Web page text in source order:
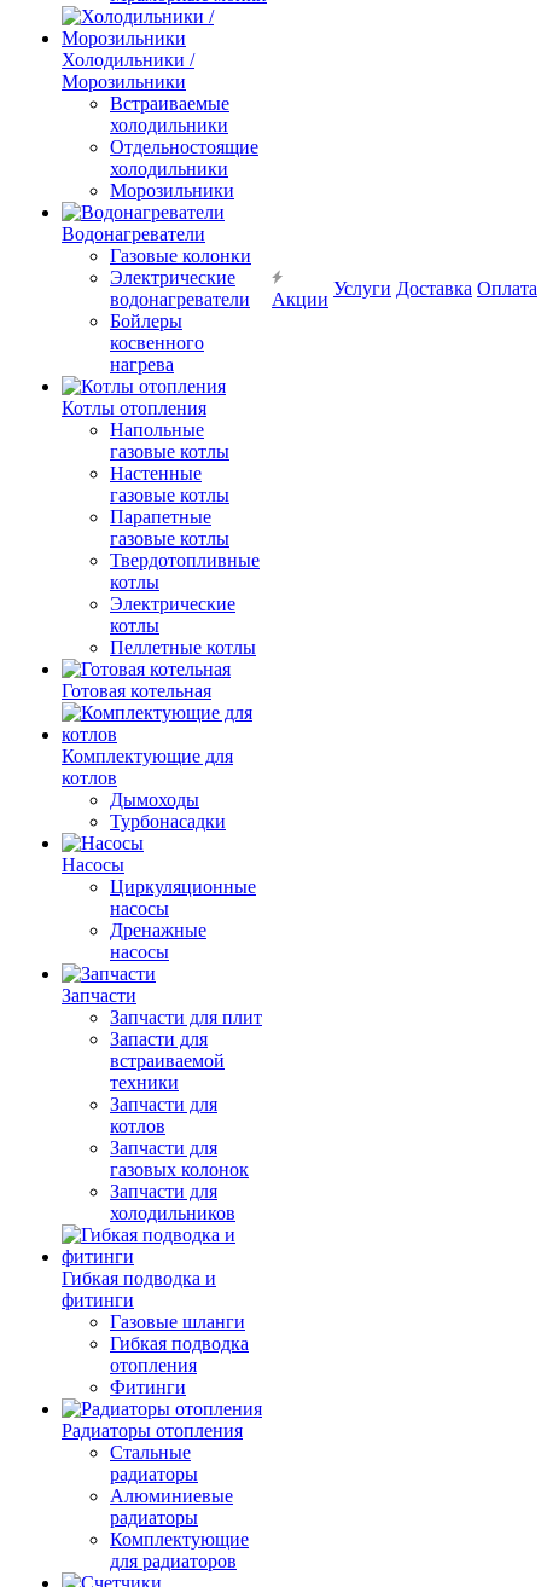
Холодильники /
Морозильники
Встраиваемые
холодильники
Отдельностоящие
холодильники
Морозильники
Водонагреватели
Газовые колонки
Электрические
водонагреватели
Бойлеры
косвенного
нагрева
Котлы отопления
Напольные
газовые котлы
Настенные
газовые котлы
Парапетные
газовые котлы
Твердотопливные
котлы
Электрические
котлы
Пеллетные котлы
Готовая котельная
Комплектующие для
котлов
Дымоходы
Турбонасадки
Насосы
Циркуляционные
насосы
Дренажные
насосы
Запчасти
Запчасти для плит
Запасти для
встраиваемой
техники
Запчасти для
котлов
Запчасти для
газовых колонок
Запчасти для
холодильников
Гибкая подводка и
фитинги
Газовые шланги
Гибкая подводка
отопления
Фитинги
Радиаторы отопления
Стальные
радиаторы
Алюминиевые
радиаторы
Комплектующие
для радиаторов
Акции
Услуги Доставка Оплата